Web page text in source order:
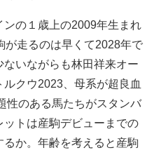
の１歳上の2009年生まれ
が走るのは早くて2028年で
いながらも林田祥来オー
クウ2023、母系が超良血
性のある馬たちがスタンバ
トは産駒デビューまでの
るか。年齢を考えると産駒